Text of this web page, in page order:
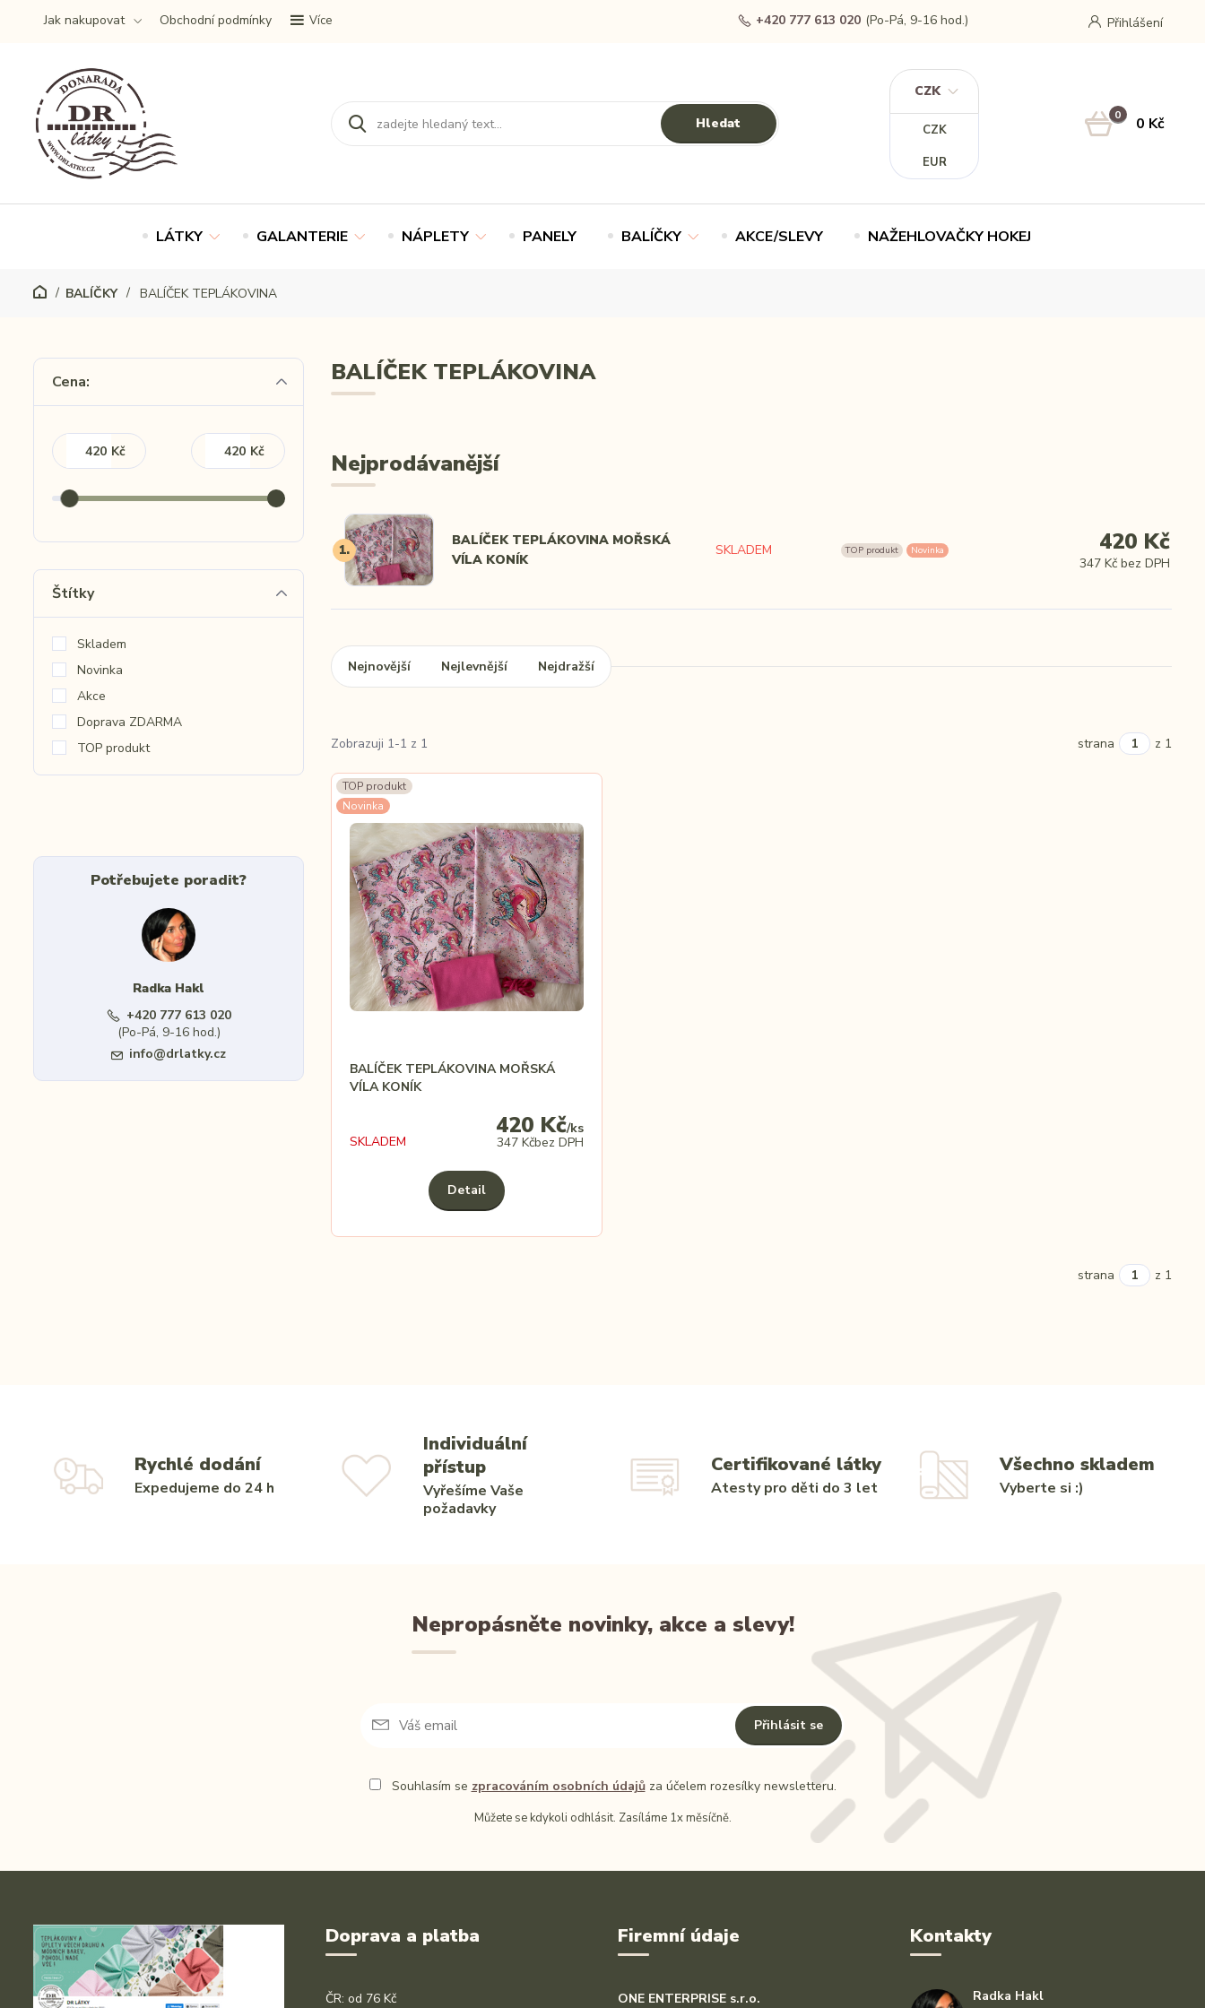
Jak nakupovat Obchodní podmínky Více
CZK
CZK
EUR
Přihlášení
Hledat
+420 777 613 020 (Po-Pá, 9-16 hod.)
0 0 Kč
LÁTKY GALANTERIE NÁPLETY PANELY BALÍČKY AKCE/SLEVY NAŽEHLOVAČKY HOKEJ
BALÍČKY BALÍČEK TEPLÁKOVINA
BALÍČEK TEPLÁKOVINA
Nejprodávanější
1.
BALÍČEK TEPLÁKOVINA MOŘSKÁ
VÍLA KONÍK
SKLADEM TOP produkt Novinka 420 Kč
347 Kč bez DPH
Nejnovější Nejlevnější Nejdražší
Zobrazuji 1-1 z 1 strana z 1
TOP produkt
Novinka
BALÍČEK TEPLÁKOVINA MOŘSKÁ
VÍLA KONÍK
420 Kč/ks
347 Kčbez DPH
SKLADEM
Detail
strana z 1
Cena:
Kč Kč
Štítky
Skladem
Novinka
Akce
Doprava ZDARMA
TOP produkt
Potřebujete poradit?
Radka Hakl
+420 777 613 020
(Po-Pá, 9-16 hod.)
info@drlatky.cz
Rychlé dodání
Expedujeme do 24 h
Individuální
přístup
Vyřešíme Vaše
požadavky
Certifikované látky
Atesty pro děti do 3 let
Všechno skladem
Vyberte si :)
Nepropásněte novinky, akce a slevy!
Přihlásit se
Souhlasím se zpracováním osobních údajůza účelem rozesílky newsletteru.
Můžete se kdykoli odhlásit. Zasíláme 1x měsíčně.
Doprava a platba
ČR: od 76 Kč
Firemní údaje
ONE ENTERPRISE s.r.o.
Kontakty
Radka Hakl